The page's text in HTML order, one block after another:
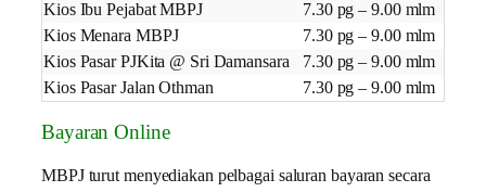
Kios Ibu Pejabat MBPJ
7.30 pg – 9.00 mlm
Kios Menara MBPJ
7.30 pg – 9.00 mlm
Kios Pasar PJKita @ Sri Damansara
7.30 pg – 9.00 mlm
Kios Pasar Jalan Othman
7.30 pg – 9.00 mlm
Bayaran Online
MBPJ turut menyediakan pelbagai saluran bayaran secara